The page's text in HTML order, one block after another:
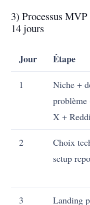
3) Processus
14 jours
Jour Étape
1
Niche +
problème
X +
2
Choix
setup repo
3
Landing